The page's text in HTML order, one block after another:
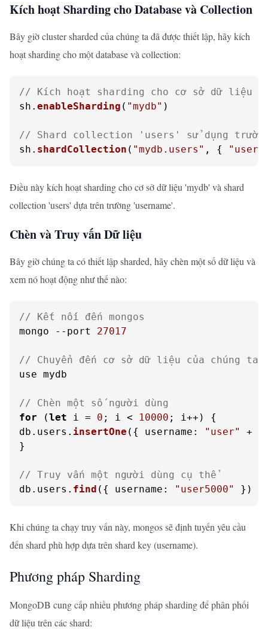
Kích hoạt Sharding cho Database và Collection
Bây giờ cluster sharded của chúng ta đã được thiết lập, hãy kích
hoạt sharding cho một database và collection:
// Kích hoạt sharding cho cơ sở dữ liệu
sh. enableSharding ( "mydb" )
// Shard collection 'users' sử dụng
sh. shardCollection ( "mydb.users" , {
Điều này kích hoạt sharding cho cơ sở dữ liệu 'mydb' và shard
collection 'users' dựa trên trường 'username'.
Chèn và Truy vấn Dữ liệu
Bây giờ chúng ta có thiết lập sharded, hãy chèn một số dữ liệu và
xem nó hoạt động như thế nào:
// Kết nối đến mongos
mongo --port 27017
// Chuyển đến cơ sở dữ liệu của chúng ta
use mydb
// Chèn một số người dùng
for (let i = 0 ; i < 10000 ; i++) {
db. users . insertOne ({ username : "user"
+
}
// Truy vấn một người dùng cụ thể
db. users . find ({ username : "user5000" })
Khi chúng ta chạy truy vấn này, mongos sẽ định tuyến yêu cầu
đến shard phù hợp dựa trên shard key (username).
Phương pháp Sharding
MongoDB cung cấp nhiều phương pháp sharding để phân phối
dữ liệu trên các shard: